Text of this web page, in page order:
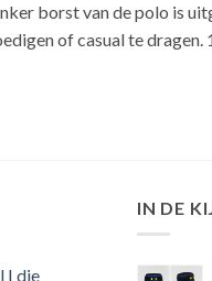
borst van de polo is
of casual te dragen.
I die
IN DE